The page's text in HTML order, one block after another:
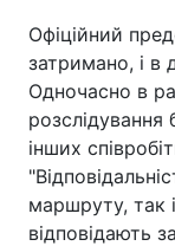
Офіційний
затримано, і в
Одночасно в
розслідування
інших
маршруту, так
відповідають